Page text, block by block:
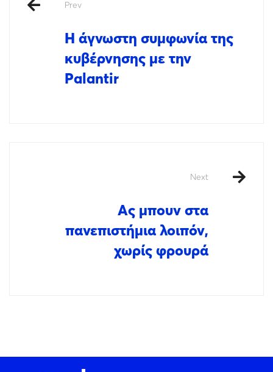
Prev
Η άγνωστη συμφωνία της
κυβέρνησης με την
Palantir
Next
Ας μπουν στα
πανεπιστήμια λοιπόν,
χωρίς φρουρά